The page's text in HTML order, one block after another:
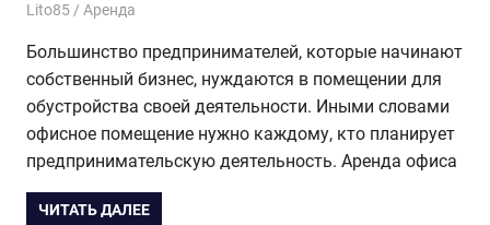
29.06.2015
Lito85 Аренда
Большинство предпринимателей, которые начинают
собственный бизнес, нуждаются в помещении для
обустройства своей деятельности. Иными словами
офисное помещение нужно каждому, кто планирует
предпринимательскую деятельность. Аренда офиса
ЧИТАТЬ ДАЛЕЕ